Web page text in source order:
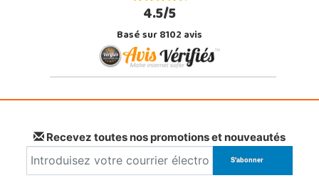
4.5/5
Basé sur 8102 avis
Recevez toutes nos promotions et nouveautés